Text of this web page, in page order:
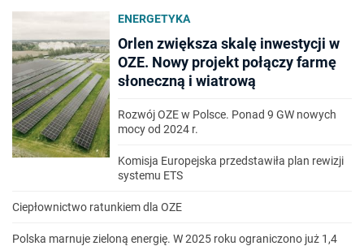
ENERGETYKA
Orlen zwiększa skalę inwestycji w
OZE. Nowy projekt połączy farmę
słoneczną i wiatrową
Rozwój OZE w Polsce. Ponad 9 GW nowych
mocy od 2024 r.
Komisja Europejska przedstawiła plan rewizji
systemu ETS
Ciepłownictwo ratunkiem dla OZE
Polska marnuje zieloną energię. W 2025 roku ograniczono już 1,4